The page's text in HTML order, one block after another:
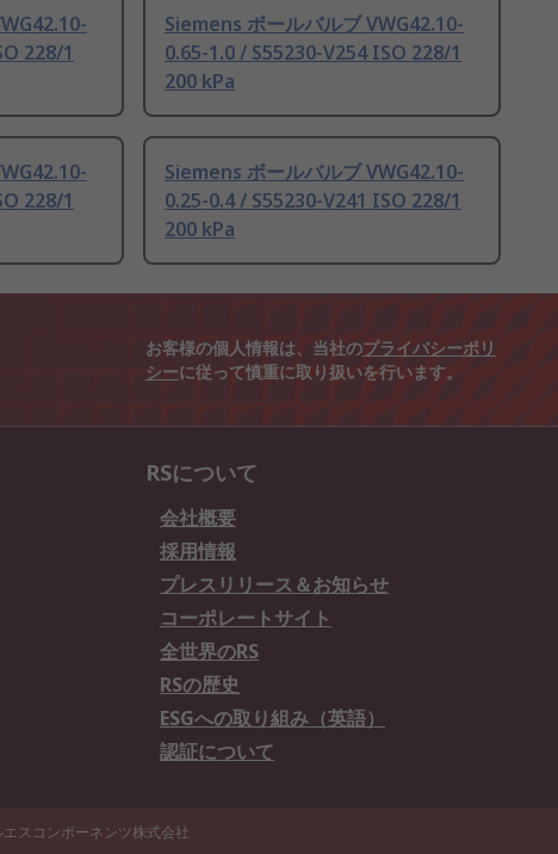
228/1
Siemens ボールバルブ VWG42.10-
0.65-1.0 / S55230-V254 ISO 228/1
200 kPa
228/1
Siemens ボールバルブ VWG42.10-
0.25-0.4 / S55230-V241 ISO 228/1
200 kPa
お客様の個人情報は、当社のプライバシーポリ
シーに従って慎重に取り扱いを行います。
RSについて
会社概要
採用情報
プレスリリース＆お知らせ
コーポレートサイト
全世界のRS
RSの歴史
ESGへの取り組み（英語）
認証について
スコンポーネンツ株式会社